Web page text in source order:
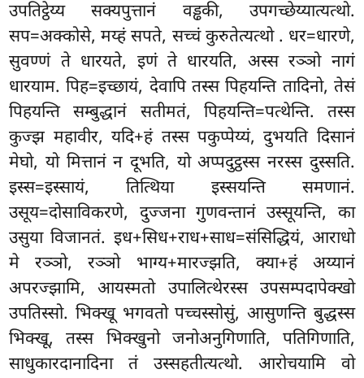
उपतिट्ठेय्य सक्यपुत्तानं वड्ढकी, उपगच्छेय्यात्यत्थो.
सप=अक्कोसे, मय्हं सपते, सच्चं कुरुतेत्यत्थो . धर=धारणे,
सुवण्णं ते धारयते, इणं ते धारयति, अस्स रञ्ञो नागं
धारयाम. पिह=इच्छायं, देवापि तस्स पिहयन्ति तादिनो, तेसं
पिहयन्ति सम्बुद्धानं सतीमतं, पिहयन्ति=पत्थेन्ति. तस्स
कुज्झ महावीर, यदि+हं तस्स पकुप्पेय्यं, दुभयति दिसानं
मेघो, यो मित्तानं न दूभति, यो अप्पदुट्ठस्स नरस्स दुस्सति.
इस्स=इस्सायं, तित्थिया इस्सयन्ति समणानं.
उसूय=दोसाविकरणे, दुज्जना गुणवन्तानं उस्सूयन्ति, का
उसुया विजानतं. इध+सिध+राध+साध=संसिद्धियं, आराधो
मे रञ्ञो, रञ्ञो भाग्य+मारज्झति, क्या+हं अय्यानं
अपरज्झामि, आयस्मतो उपालित्थेरस्स उपसम्पदापेक्खो
उपतिस्सो. भिक्खू भगवतो पच्चस्सोसुं, आसुणन्ति बुद्धस्स
भिक्खू, तस्स भिक्खुनो जनोअनुगिणाति, पतिगिणाति,
साधुकारदानादिना तं उस्सहतीत्यत्थो. आरोचयामि वो